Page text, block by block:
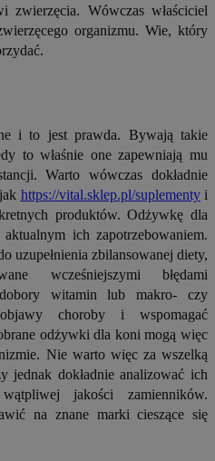
zwierzęcia. Wówczas właściciel
organizmu. Wie, który
i to jest prawda. Bywają takie
to właśnie one zapewniają mu
Warto wówczas dokładnie
https://vital.sklep.pl/suplementyi
produktów. Odżywkę dla
ich zapotrzebowaniem.
uzupełnienia zbilansowanej diety,
wcześniejszymi błędami
witamin lub makro- czy
objawy choroby i wspomagać
odżywki dla koni mogą więc
Nie warto więc za wszelką
jednak dokładnie analizować ich
jakości zamienników.
na znane marki cieszące się